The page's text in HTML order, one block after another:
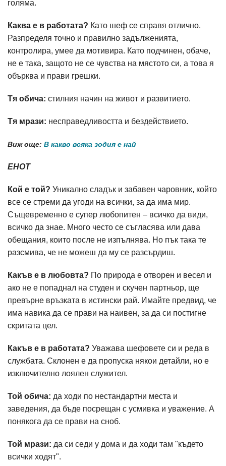
голяма.
Каква е в работата? Като шеф се справя отлично.
Разпределя точно и правилно задълженията,
контролира, умее да мотивира. Като подчинен, обаче,
не е така, защото не се чувства на мястото си, а това я
обърква и прави грешки.
Тя обича: стилния начин на живот и развитието.
Тя мрази: несправедливостта и бездействието.
Виж още: В какво всяка зодия е най
ЕНОТ
Кой е той? Уникално сладък и забавен чаровник, който
все се стреми да угоди на всички, за да има мир.
Същевременно е супер любопитен – всичко да види,
всичко да знае. Много често се съгласява или дава
обещания, които после не изпълнява. Но пък така те
разсмива, че не можеш да му се разсърдиш.
Какъв е в любовта? По природа е отворен и весел и
ако не е попаднал на студен и скучен партньор, ще
превърне връзката в истински рай. Имайте предвид, че
има навика да се прави на наивен, за да си постигне
скритата цел.
Какъв е в работата? Уважава шефовете си и реда в
службата. Склонен е да пропуска някои детайли, но е
изключително лоялен служител.
Той обича: да ходи по нестандартни места и
заведения, да бъде посрещан с усмивка и уважение. А
понякога да се прави на сноб.
Той мрази: да си седи у дома и да ходи там "където
всички ходят".